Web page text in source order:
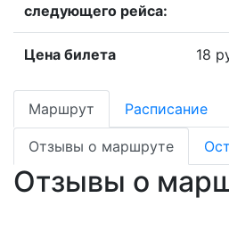
следующего рейса:
Цена билета 18
Маршрут Расписание
Отзывы о маршруте
Отзывы о